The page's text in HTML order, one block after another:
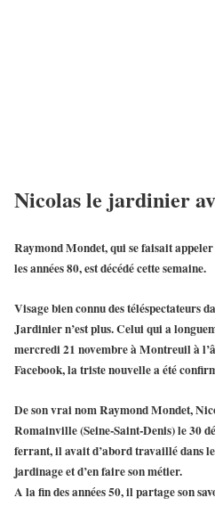
Nicolas le jardinier
Raymond Mondet, qui se faisait
les années 80, est décédé cette semaine.
Visage bien connu des téléspectateurs
Jardiniern’est plus. Celui qui a
mercredi 21 novembre à Montreuil à
Facebook, la triste nouvelle a été
De son vrai nomRaymond Mondet,
Romainville (Seine-Saint-Denis) le 30
ferrant, il avait d’abord travaillé dans
jardinage et d’en faire son métier.
A la fin des années 50, il partage son